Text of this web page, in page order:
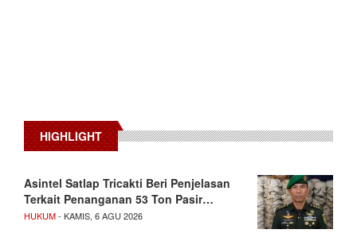
HIGHLIGHT
Asintel Satlap Tricakti Beri Penjelasan
Terkait Penanganan 53 Ton Pasir…
HUKUM- KAMIS, 6 AGU 2026